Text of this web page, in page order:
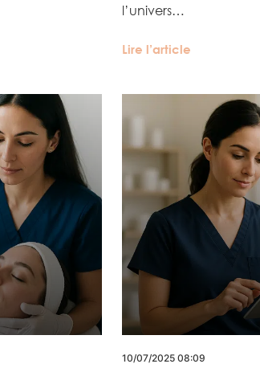
l’univers…
Lire l’article
10/07/2025 08:09